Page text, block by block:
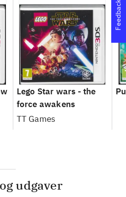
Lego Star wars - the
force awakens
TT Games
udgaver
Feedback